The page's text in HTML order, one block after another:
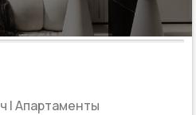
| Апартаменты